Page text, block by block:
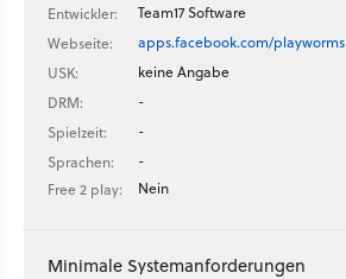
Entwickler:
Team17 Software
Webseite:
apps.facebook.com/playworms
USK:
keine Angabe
DRM:
-
Spielzeit:
-
Sprachen:
-
Free 2 play:
Nein
Minimale Systemanforderungen